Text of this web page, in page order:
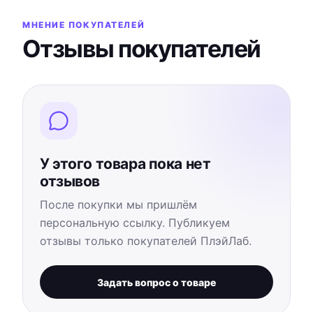
МНЕНИЕ ПОКУПАТЕЛЕЙ
Отзывы покупателей
У этого товара пока нет
отзывов
После покупки мы пришлём
персональную ссылку. Публикуем
отзывы только покупателей ПлэйЛаб.
Задать вопрос о товаре